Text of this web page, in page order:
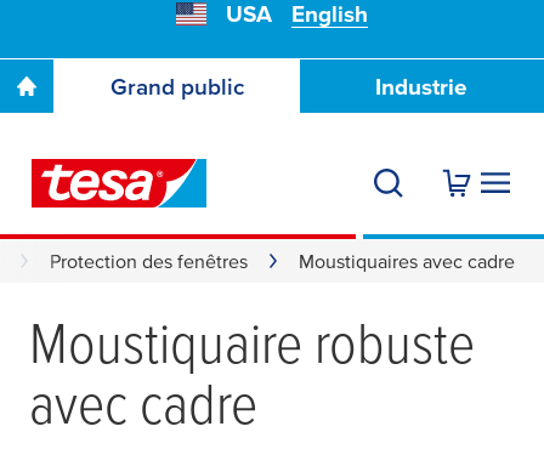
USA
English
Grand public Industrie
Protection des fenêtres Moustiquaires avec cadre
Moustiquaire robuste
avec cadre